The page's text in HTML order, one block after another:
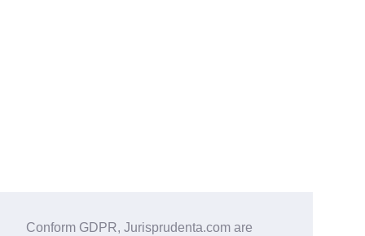
Conform GDPR, Jurisprudenta.com are